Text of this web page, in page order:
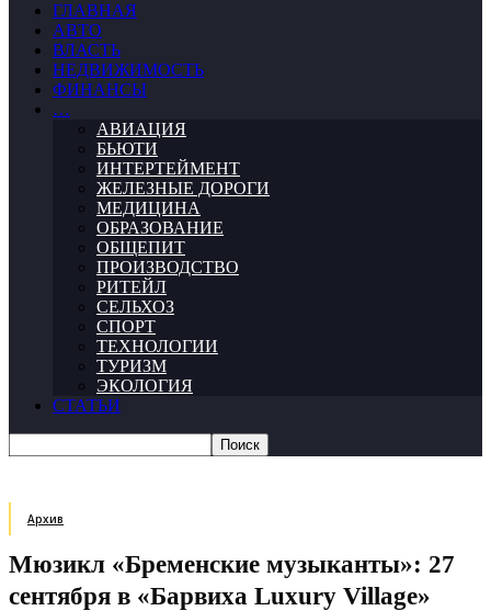
ГЛАВНАЯ
АВТО
ВЛАСТЬ
НЕДВИЖИМОСТЬ
ФИНАНСЫ
…
АВИАЦИЯ
БЬЮТИ
ИНТЕРТЕЙМЕНТ
ЖЕЛЕЗНЫЕ ДОРОГИ
МЕДИЦИНА
ОБРАЗОВАНИЕ
ОБЩЕПИТ
ПРОИЗВОДСТВО
РИТЕЙЛ
СЕЛЬХОЗ
СПОРТ
ТЕХНОЛОГИИ
ТУРИЗМ
ЭКОЛОГИЯ
СТАТЬИ
Архив
Мюзикл «Бременские музыканты»: 27
сентября в «Барвиха Luxury Village»